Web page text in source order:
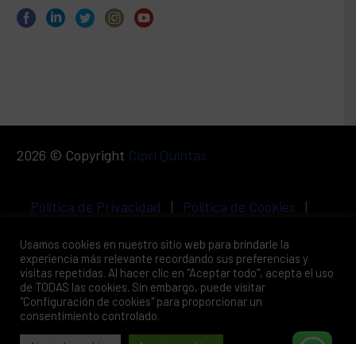
2026 © Copyright Cipri Quintas
Política de Privacidad | Política de Cookies |
Usamos cookies en nuestro sitio web para brindarle la
experiencia más relevante recordando sus preferencias y
visitas repetidas. Al hacer clic en "Aceptar todo", acepta el uso
de TODAS las cookies. Sin embargo, puede visitar
"Configuración de cookies" para proporcionar un
consentimiento controlado.